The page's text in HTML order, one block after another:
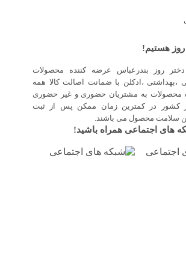
روز هستیم!
روز بندرعباس عرضه کننده محصولات
،بهداشتی ،ادکلن با ضمانت اصالت کالا همه
محصولات به مشتریان حضوری و غیر حضوری
کشور در کمترین زمان ممکن پس از ثبت
سلامت محصول می باشند.
های اجتماعی همراه باشید!